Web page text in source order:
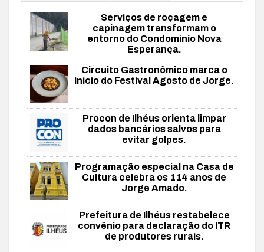
Serviços de roçagem e
capinagem transformam o
entorno do Condomínio Nova
Esperança.
Circuito Gastronômico marca o
início do Festival Agosto de Jorge.
Procon de Ilhéus orienta limpar
dados bancários salvos para
evitar golpes.
Programação especial na Casa de
Cultura celebra os 114 anos de
Jorge Amado.
Prefeitura de Ilhéus restabelece
convênio para declaração do ITR
de produtores rurais.